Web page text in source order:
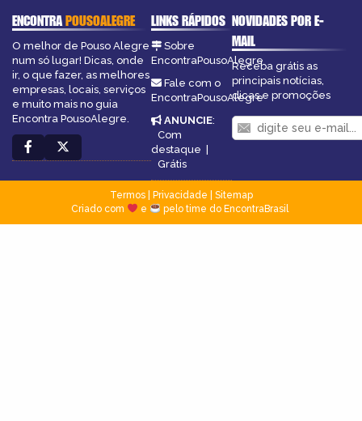
ENCONTRAPOUSOALEGRE
O melhor de Pouso Alegre
num só lugar! Dicas, onde
ir, o que fazer, as melhores
empresas, locais, serviços
e muito mais no guia
Encontra PousoAlegre.
LINKS RÁPIDOS
Sobre
EncontraPousoAlegre
Fale com o
EncontraPousoAlegre
ANUNCIE:
Com
destaque |
Grátis
NOVIDADES POR E-
MAIL
Receba grátis as
principais notícias,
dicas e promoções
Termos| Privacidade
Sitemap
Criado com
e pelo time do EncontraBrasil